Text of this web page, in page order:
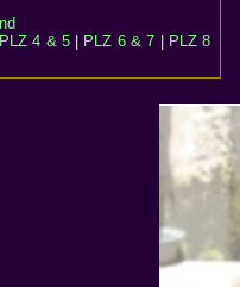
PLZ 4 & 5| PLZ 6 & 7
PLZ 8